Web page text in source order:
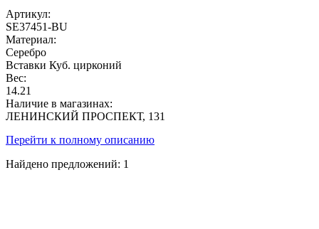
Артикул:
SE37451-BU
Материал:
Серебро
Вставки Куб. цирконий
Вес:
14.21
Наличие в магазинах:
ЛЕНИНСКИЙ ПРОСПЕКТ, 131
Перейти к полному описанию
Найдено предложений: 1